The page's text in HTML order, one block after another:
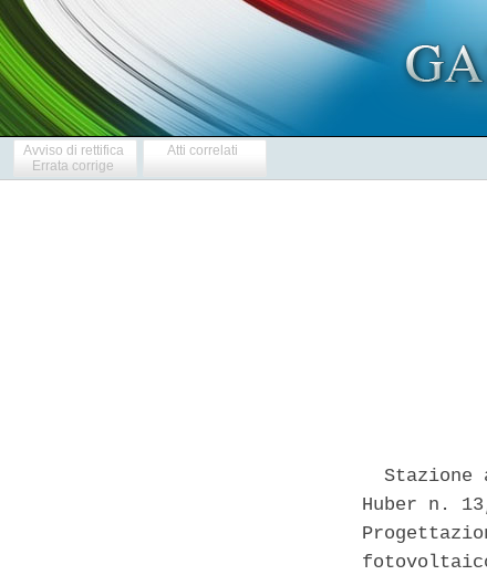
Avviso di rettifica
Errata corrige
Atti correlati
Stazione
Huber n.